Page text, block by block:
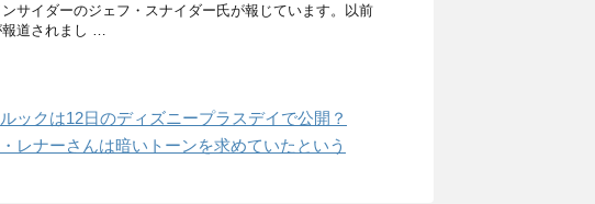
サイダーのジェフ・スナイダー氏が報じています。以前
道されまし …
ックは12日のディズニープラスデイで公開？
レナーさんは暗いトーンを求めていたという